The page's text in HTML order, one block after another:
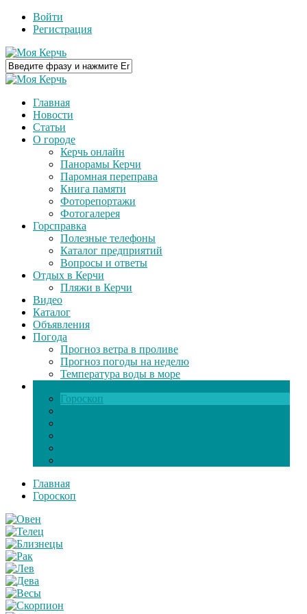
Войти
Регистрация
Главная
Новости
Статьи
О городе
Керчь онлайн
Панорамы Керчи
Паромная переправа
Книга памяти
Фоторепортажи
Фотогалерея
Горсправка
Полезные телефоны
Каталог предприятий
Вопросы и ответы
Отдых в Керчи
Пляжи в Керчи
Видео
Каталог
Объявления
Погода
Прогноз ветра в проливе
Прогноз погоды на неделю
Температура воды в море
Гороскоп
Главная
Гороскоп